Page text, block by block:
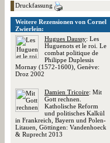
Druckfassung
Weitere Rezensionen von Cornel
Zwierlein:
Hugues Daussy: Les
Huguenots et le roi. Le
combat politique de
Philippe Duplessis
Mornay (1572-1600), Genève:
Droz 2002
Damien Tricoire: Mit
Gott rechnen.
Katholische Reform
und politisches Kalkül
in Frankreich, Bayern und Polen-
Litauen, Göttingen: Vandenhoeck
& Ruprecht 2013